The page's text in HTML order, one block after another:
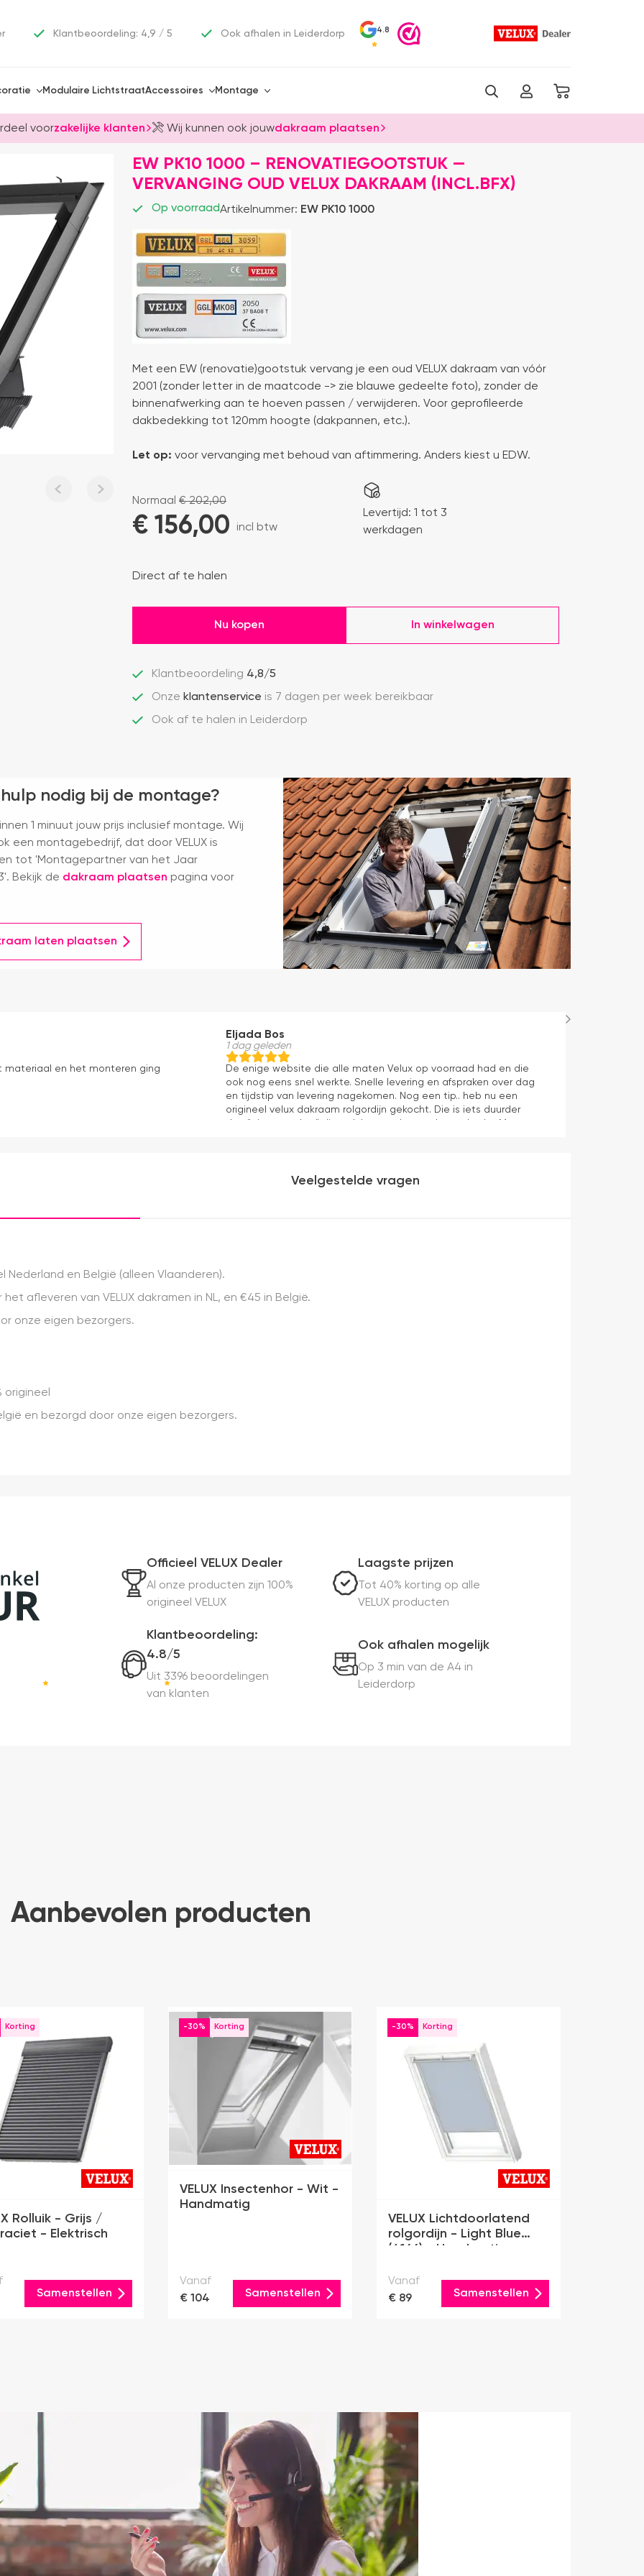
Klantbeoordeling: 4,9 / 5 Ook afhalen in Leiderdorp 4.8
Modulaire LichtstraatAccessoires Montage
voorzakelijke klanten Wij kunnen ook jouwdakraam plaatsen
EW PK10 1000 – RENOVATIEGOOTSTUK —
VERVANGING OUD VELUX DAKRAAM (INCL.BFX)
Op voorraadArtikelnummer: EW PK10 1000
Met een EW (renovatie)gootstuk vervang je een oud VELUX dakraam van vóór
2001 (zonder letter in de maatcode -> zie blauwe gedeelte foto), zonder de
binnenafwerking aan te hoeven passen / verwijderen. Voor geprofileerde
dakbedekking tot 120mm hoogte (dakpannen, etc.).
Let op: voor vervanging met behoud van aftimmering. Anders kiest u EDW.
Normaal €202,00
€ 156,00 incl btw
Levertijd: 1 tot 3
werkdagen
Direct af te halen
Nu kopen In winkelwagen
Klantbeoordeling 4,8/5
Onze klantenservice is 7 dagen per week bereikbaar
Ook af te halen in Leiderdorp
nodig bij de montage?
1 minuut jouw prijs inclusief montage. Wij
een montagebedrijf, dat door VELUX is
tot 'Montagepartner van het Jaar
Bekijk de dakraam plaatsen pagina voor
laten plaatsen
materiaal en het monteren ging
Eljada Bos
1 dag geleden
De enige website die alle maten Velux op voorraad had en die
ook nog eens snel werkte. Snelle levering en afspraken over dag
en tijdstip van levering nagekomen. Nog een tip.. heb nu een
origineel velux dakraam rolgordijn gekocht. Die is iets duurder
Veelgestelde vragen
Nederland en België (alleen Vlaanderen).
afleveren van VELUX dakramen in NL, en €45 in België.
onze eigen bezorgers.
origineel
en bezorgd door onze eigen bezorgers.
Officieel VELUX Dealer
Al onze producten zijn 100%
origineel VELUX
Laagste prijzen
Tot 40% korting op alle
VELUX producten
Klantbeoordeling:
4.8/5
Uit 3396 beoordelingen
van klanten
Ook afhalen mogelijk
Op 3 min van de A4 in
Leiderdorp
Aanbevolen producten
Rolluik - Grijs /
- Elektrisch
Samenstellen
-30%
VELUX Insectenhor - Wit -
Handmatig
Vanaf
€ 104
Samenstellen
-30%
VELUX Lichtdoorlatend
rolgordijn - Light Blue
(4166) - Handmatig
Vanaf
€ 89
Samenstellen